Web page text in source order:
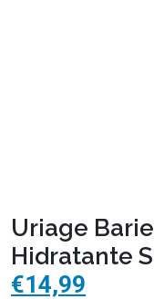
Uriage
Hidratante
€14,99